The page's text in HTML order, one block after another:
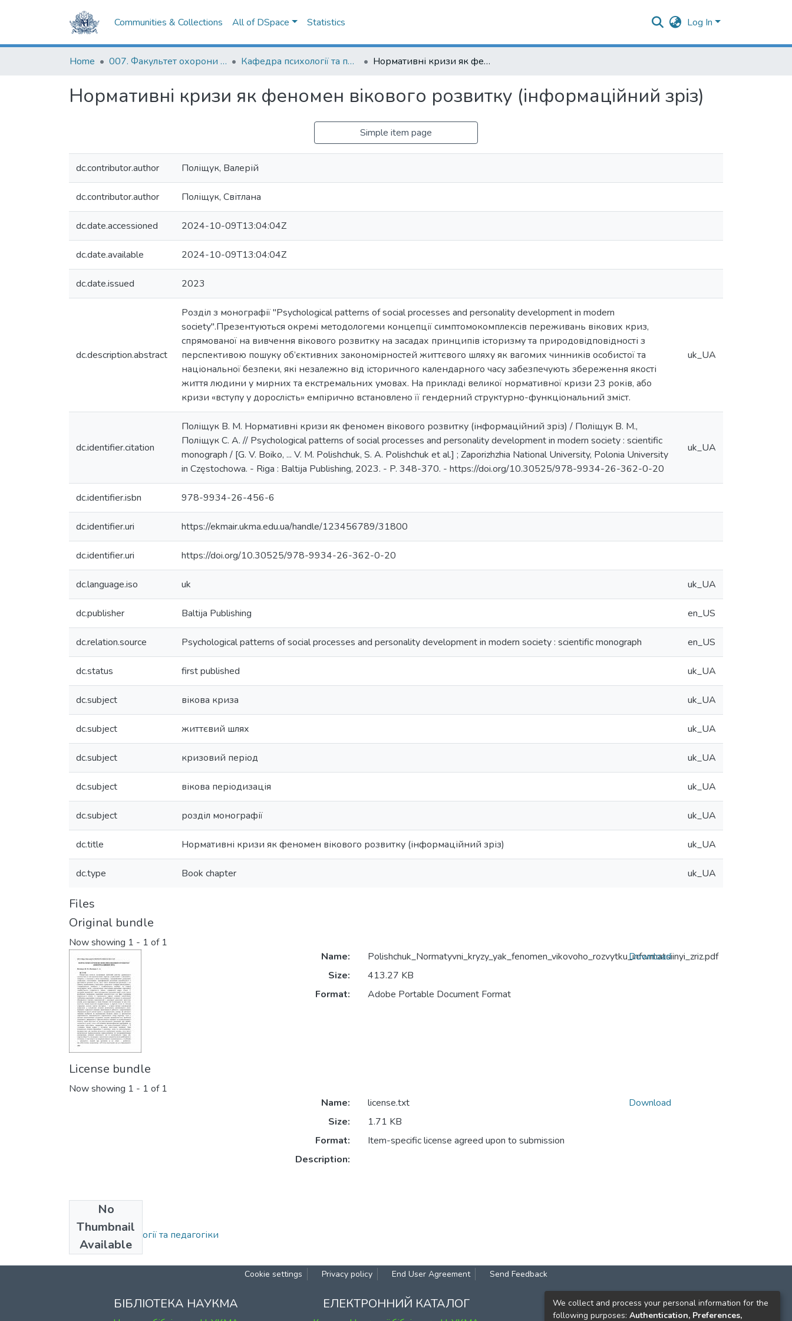
Communities & Collections All of DSpace Statistics Log In
Home 007. Факультет охорони здоров`я, соціальної роботи і психології Кафедра психології та педагогіки Нормативні кризи як феномен вікового розвитку (інформаційний зріз)
Нормативні кризи як феномен вікового розвитку (інформаційний зріз)
Simple item page
dc.contributor.author Поліщук, Валерій
dc.contributor.author Поліщук, Світлана
dc.date.accessioned 2024-10-09T13:04:04Z
dc.date.available 2024-10-09T13:04:04Z
dc.date.issued 2023
dc.description.abstract
Розділ з монографії "Psychological patterns of social processes and personality development in modern
society".Презентуються окремі методологеми концепції симптомокомплексів переживань вікових криз,
спрямованої на вивчення вікового розвитку на засадах принципів історизму та природовідповідності з
перспективою пошуку об’єктивних закономірностей життєвого шляху як вагомих чинників особистої та
національної безпеки, які незалежно від історичного календарного часу забезпечують збереження якості
життя людини у мирних та екстремальних умовах. На прикладі великої нормативної кризи 23 років, або
кризи «вступу у дорослість» емпірично встановлено її гендерний структурно-функціональний зміст.
uk_UA
dc.identifier.citation
Поліщук В. М. Нормативні кризи як феномен вікового розвитку (інформаційний зріз) / Поліщук В. М.,
Поліщук С. А. // Psychological patterns of social processes and personality development in modern society : scientific
monograph / [G. V. Boiko, ... V. M. Polishchuk, S. A. Polishchuk et al.] ; Zaporizhzhia National University, Polonia University
in Częstochowa. - Riga : Baltija Publishing, 2023. - P. 348-370. - https://doi.org/10.30525/978-9934-26-362-0-20
uk_UA
dc.identifier.isbn 978-9934-26-456-6
dc.identifier.uri https://ekmair.ukma.edu.ua/handle/123456789/31800
dc.identifier.uri https://doi.org/10.30525/978-9934-26-362-0-20
dc.language.iso uk uk_UA
dc.publisher Baltija Publishing en_US
dc.relation.source Psychological patterns of social processes and personality development in modern society : scientific monograph en_US
dc.status first published uk_UA
dc.subject вікова криза uk_UA
dc.subject життєвий шлях uk_UA
dc.subject кризовий період uk_UA
dc.subject вікова періодизація uk_UA
dc.subject розділ монографії uk_UA
dc.title Нормативні кризи як феномен вікового розвитку (інформаційний зріз) uk_UA
dc.type Book chapter uk_UA
Files
Original bundle
Now showing 1 - 1 of 1
Name:
Polishchuk_Normatyvni_kryzy_yak_fenomen_vikovoho_rozvytku_informatsiinyi_zriz.pdf
Size:
413.27 KB
Format:
Adobe Portable Document Format
Download
License bundle
Now showing 1 - 1 of 1
No
Thumbnail
Available
Name:
license.txt
Size:
1.71 KB
Format:
Item-specific license agreed upon to submission
Description:
Download
Collections
Кафедра психології та педагогіки
Cookie settings Privacy policy End User Agreement Send Feedback
БІБЛІОТЕКА НАУКМА ЕЛЕКТРОННИЙ КАТАЛОГ КОНТАКТИ
We collect and process your personal information for the
following purposes: Authentication, Preferences,